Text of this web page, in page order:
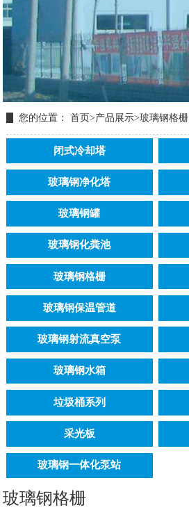
您的位置： 首页>产品展示>玻璃钢格栅
闭式冷却塔
玻璃钢净化塔
玻璃钢罐
玻璃钢化粪池
玻璃钢格栅
玻璃钢保温管道
玻璃钢射流真空泵
玻璃钢水箱
垃圾桶系列
采光板
玻璃钢一体化泵站
玻璃钢格栅